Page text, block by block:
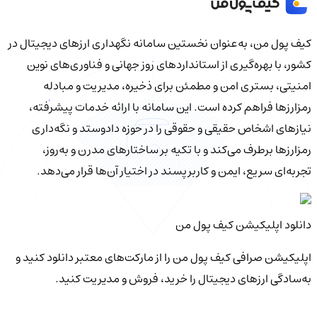
کیف‌ پول من، به‌عنوان نخستین سامانه نگهداری ارزهای دیجیتال در
کشور، با بهره‌گیری از استانداردهای روز جهانی و فناوری‌های نوین
امنیتی، بستری امن و مطمئن برای ذخیره، مدیریت و مبادله
رمزارزها فراهم کرده است. این سامانه با ارائه خدمات پیشرفته،
نیازهای اشخاص حقیقی و حقوقی را در حوزه دادوستد و نگه‌داری
رمزارزها برطرف می‌کند و با تکیه بر ساختارهای مدرن و به‌روز،
تجربه‌ای سریع، ایمن و کاربرپسند در اختیار آن‌ها قرار می‌دهد.
دانلود اپلیکیشن کیف‌ پول من
اپلیکیشن صرافی کیف پول من را از مارکت‌های معتبر دانلود کنید و
به‌سادگی ارزهای دیجیتال را خرید، فروش و مدیریت کنید.